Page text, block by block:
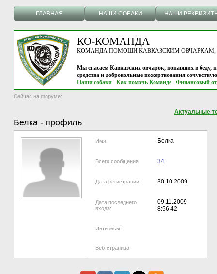
ГЛАВНАЯ НАШИ СОБАКИ НАШИ
КО-КОМАНДА
КОМАНДА ПОМОЩИ КАВКАЗСКИМ ОВЧАРКАМ, г.
Мы спасаем Кавказских овчарок, попавших в беду,
средства и добровольные пожертвования
Наши собаки
Как помочь Команде Финансовый
Сейчас на форуме:
Актуальные
Белка - профиль
Имя: Белка
Всего сообщения: 34
Дата регистрации: 30.10.2009
Дата последнего
входа:
09.11.2009
8:56:42
Интересы:
Веб-страница: